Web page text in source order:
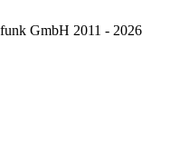
GmbH 2011 - 2026